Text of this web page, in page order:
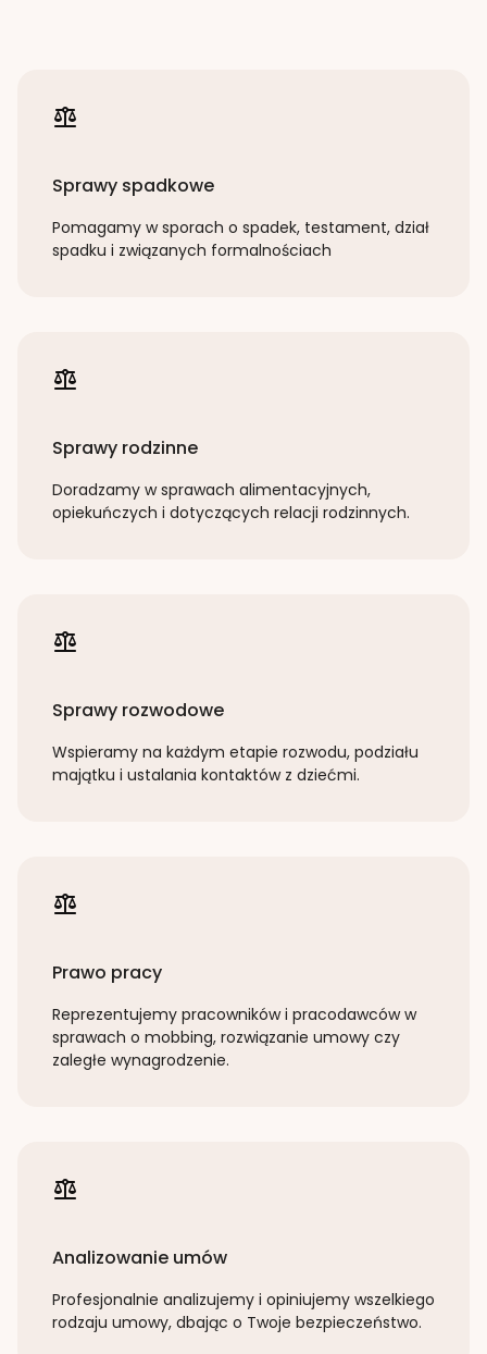
Sprawy spadkowe
Pomagamy w sporach o spadek, testament, dział
spadku i związanych formalnościach
Sprawy rodzinne
Doradzamy w sprawach alimentacyjnych,
opiekuńczych i dotyczących relacji rodzinnych.
Sprawy rozwodowe
Wspieramy na każdym etapie rozwodu, podziału
majątku i ustalania kontaktów z dziećmi.
Prawo pracy
Reprezentujemy pracowników i pracodawców w
sprawach o mobbing, rozwiązanie umowy czy
zaległe wynagrodzenie.
Analizowanie umów
Profesjonalnie analizujemy i opiniujemy wszelkiego
rodzaju umowy, dbając o Twoje bezpieczeństwo.